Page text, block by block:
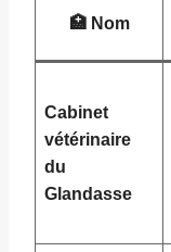
🏥 Nom
Cabinet
vétérinaire
du
Glandasse